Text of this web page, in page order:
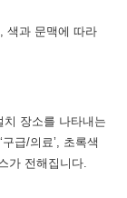
색과 문맥에 따라
장소를 나타내는
급/의료’, 초록색
가 전해집니다.